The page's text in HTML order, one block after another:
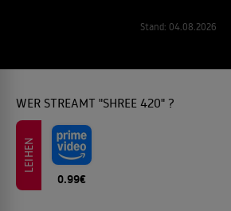
Stand: 04.08.2026
WER STREAMT "SHREE 420" ?
LEIHEN
0.99€